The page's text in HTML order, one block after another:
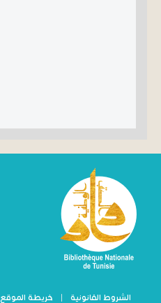
الشروط القانونية | خريطة الموقع